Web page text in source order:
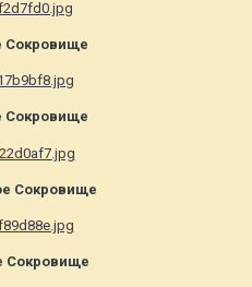
Сокровище
Сокровище
Сокровище
Сокровище